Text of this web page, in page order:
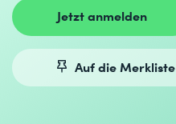
Jetzt anmelden
Auf die Merkliste